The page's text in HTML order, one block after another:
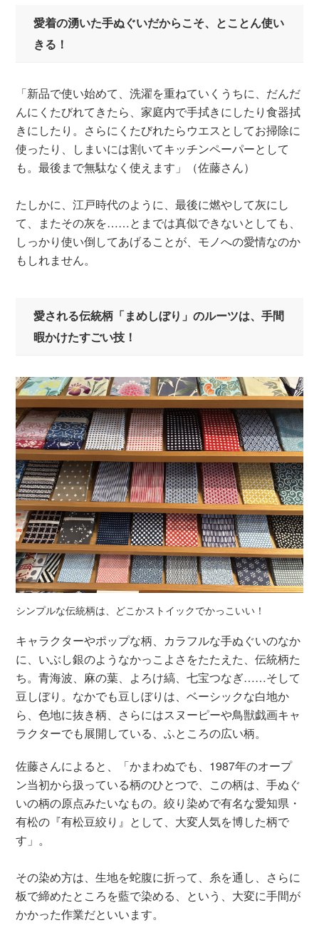
愛着の湧いた手ぬぐいだからこそ、とことん使い
きる！
「新品で使い始めて、洗濯を重ねていくうちに、だんだ
んにくたびれてきたら、家庭内で手拭きにしたり食器拭
きにしたり。さらにくたびれたらウエスとしてお掃除に
使ったり、しまいには割いてキッチンペーパーとして
も。最後まで無駄なく使えます」（佐藤さん）
たしかに、江戸時代のように、最後に燃やして灰にし
て、またその灰を……とまでは真似できないとしても、
しっかり使い倒してあげることが、モノへの愛情なのか
もしれません。
愛される伝統柄「まめしぼり」のルーツは、手間
暇かけたすごい技！
シンプルな伝統柄は、どこかストイックでかっこいい！
キャラクターやポップな柄、カラフルな手ぬぐいのなか
に、いぶし銀のようなかっこよさをたたえた、伝統柄た
ち。青海波、麻の葉、よろけ縞、七宝つなぎ……そして
豆しぼり。なかでも豆しぼりは、ベーシックな白地か
ら、色地に抜き柄、さらにはスヌーピーや鳥獣戯画キャ
ラクターでも展開している、ふところの広い柄。
佐藤さんによると、「かまわぬでも、1987年のオープ
ン当初から扱っている柄のひとつで、この柄は、手ぬぐ
いの柄の原点みたいなもの。絞り染めで有名な愛知県・
有松の『有松豆絞り』として、大変人気を博した柄で
す」。
その染め方は、生地を蛇腹に折って、糸を通し、さらに
板で締めたところを藍で染める、という、大変に手間が
かかった作業だといいます。